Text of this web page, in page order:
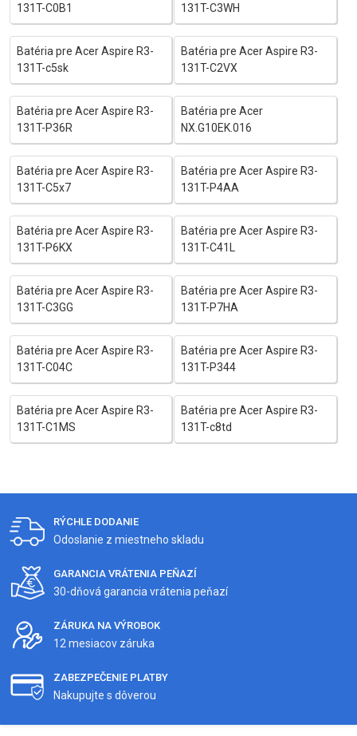
131T-C0B1
131T-C3WH
Batéria pre Acer Aspire R3-
131T-c5sk
Batéria pre Acer Aspire R3-
131T-C2VX
Batéria pre Acer Aspire R3-
131T-P36R
Batéria pre Acer
NX.G10EK.016
Batéria pre Acer Aspire R3-
131T-C5x7
Batéria pre Acer Aspire R3-
131T-P4AA
Batéria pre Acer Aspire R3-
131T-P6KX
Batéria pre Acer Aspire R3-
131T-C41L
Batéria pre Acer Aspire R3-
131T-C3GG
Batéria pre Acer Aspire R3-
131T-P7HA
Batéria pre Acer Aspire R3-
131T-C04C
Batéria pre Acer Aspire R3-
131T-P344
Batéria pre Acer Aspire R3-
131T-C1MS
Batéria pre Acer Aspire R3-
131T-c8td
RÝCHLE DODANIE
Odoslanie z miestneho skladu
GARANCIA VRÁTENIA PEŇAZÍ
30-dňová garancia vrátenia peňazí
ZÁRUKA NA VÝROBOK
12 mesiacov záruka
ZABEZPEČENIE PLATBY
Nakupujte s dôverou